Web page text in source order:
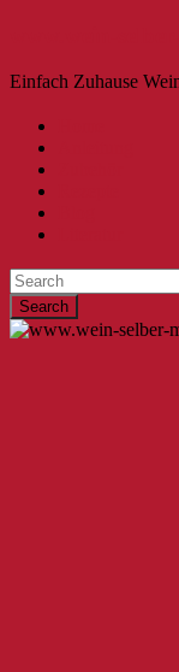
Einfach Zuhause